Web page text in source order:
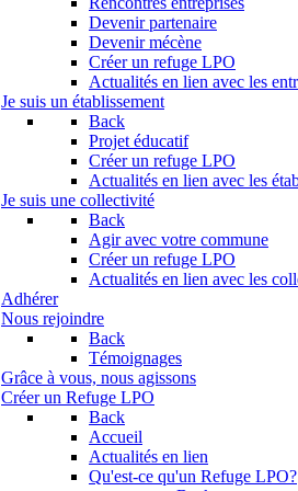
Devenir partenaire
Devenir mécène
Créer un refuge LPO
Actualités en lien avec les
Je suis un établissement
Back
Projet éducatif
Créer un refuge LPO
Actualités en lien avec les
Je suis une collectivité
Back
Agir avec votre commune
Créer un refuge LPO
Actualités en lien avec les
Adhérer
Nous rejoindre
Back
Témoignages
Grâce à vous, nous agissons
Créer un Refuge LPO
Back
Accueil
Actualités en lien
Qu'est-ce qu'un Refuge LPO?